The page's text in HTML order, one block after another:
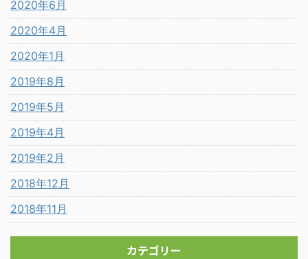
2020年6月
2020年4月
2020年1月
2019年8月
2019年5月
2019年4月
2019年2月
2018年12月
2018年11月
カテゴリー